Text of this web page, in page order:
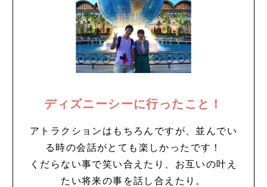
ディズニーシーに行ったこと！
アトラクションはもちろんですが、並んでい
る時の会話がとても楽しかったです！
くだらない事で笑い合えたり、お互いの叶え
たい将来の事を話し合えたり。